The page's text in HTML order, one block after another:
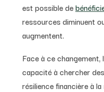
est possible de
ressources diminuent
augmentent.
Face à ce changement,
capacité à chercher
résilience financière à la